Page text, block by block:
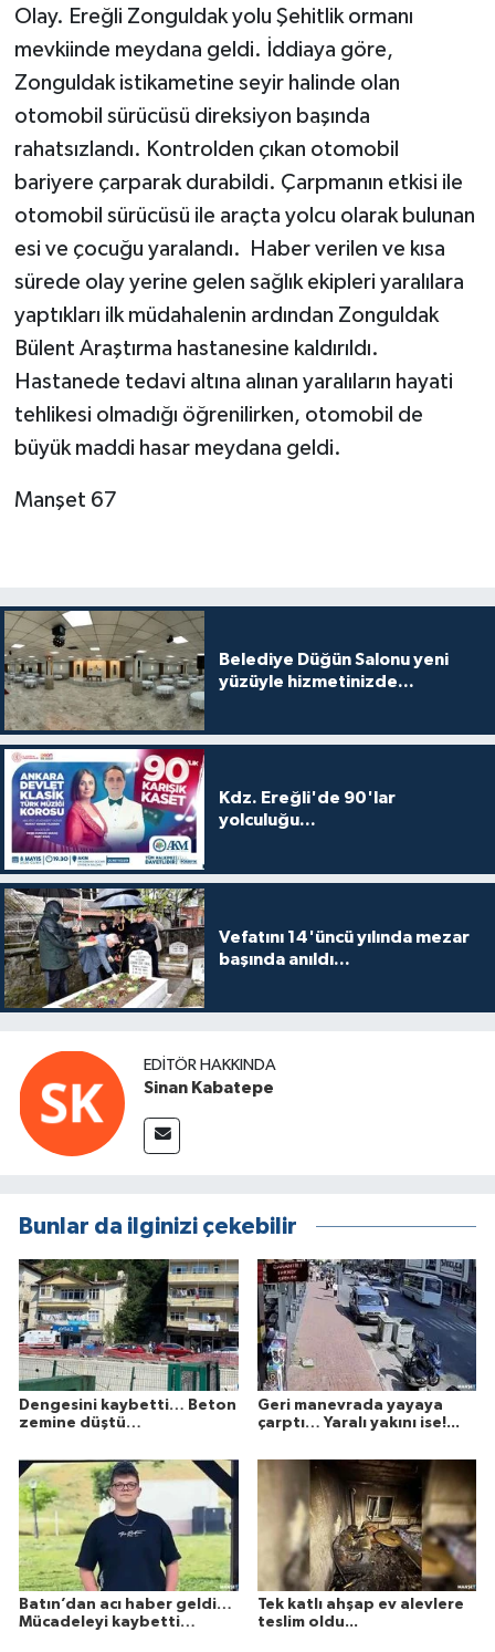
Olay. Ereğli Zonguldak yolu Şehitlik ormanı
mevkiinde meydana geldi. İddiaya göre,
Zonguldak istikametine seyir halinde olan
otomobil sürücüsü direksiyon başında
rahatsızlandı. Kontrolden çıkan otomobil
bariyere çarparak durabildi. Çarpmanın etkisi ile
otomobil sürücüsü ile araçta yolcu olarak bulunan
esi ve çocuğu yaralandı. Haber verilen ve kısa
sürede olay yerine gelen sağlık ekipleri yaralılara
yaptıkları ilk müdahalenin ardından Zonguldak
Bülent Araştırma hastanesine kaldırıldı.
Hastanede tedavi altına alınan yaralıların hayati
tehlikesi olmadığı öğrenilirken, otomobil de
büyük maddi hasar meydana geldi.
Manşet 67
Belediye Düğün Salonu yeni
yüzüyle hizmetinizde...
Kdz. Ereğli'de 90'lar
yolculuğu...
Vefatını 14'üncü yılında mezar
başında anıldı...
EDITÖR HAKKINDA
Sinan Kabatepe
Bunlar da ilginizi çekebilir
Dengesini kaybetti… Beton
zemine düştü…
Geri manevrada yayaya
çarptı… Yaralı yakını ise!...
Batın’dan acı haber geldi…
Mücadeleyi kaybetti…
Tek katlı ahşap ev alevlere
teslim oldu...